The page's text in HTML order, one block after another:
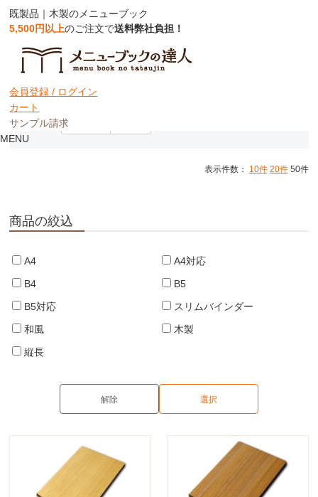
既製品｜木製のメニューブック
5,500円以上のご注文で送料弊社負担！
会員登録 / ログイン
カート
サンプル請求
MENU
木製メニューブック
並び順：
表示件数： 10件 20件50件
商品の絞込
A4
A4対応
B4
B5
B5対応
スリムバインダー
和風
木製
縦長